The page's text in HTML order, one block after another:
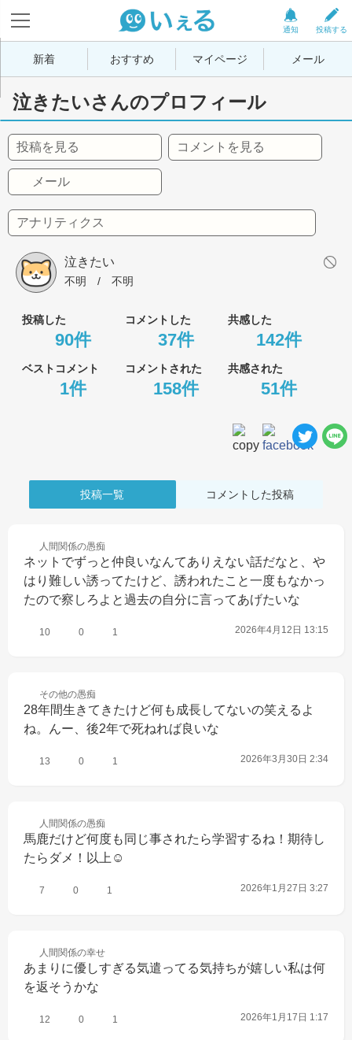
投稿する
通知
新着 おすすめ マイページ メール
泣きたいさんのプロフィール
投稿を見る コメントを見る
メール
アナリティクス
泣きたい
不明 / 不明
投稿した コメントした 共感した
90件 37件 142件
ベストコメント コメントされた 共感された
1件 158件 51件
投稿一覧 コメントした投稿
人間関係の愚痴
ネットでずっと仲良いなんてありえない話だなと、や
はり難しい誘ってたけど、誘われたこと一度もなかっ
たので察しろよと過去の自分に言ってあげたいな
10 0 1 2026年4月12日 13:15
その他の愚痴
28年間生きてきたけど何も成長してないの笑えるよ
ね。んー、後2年で死ねれば良いな
13 0 1 2026年3月30日 2:34
人間関係の愚痴
馬鹿だけど何度も同じ事されたら学習するね！期待し
たらダメ！以上☺️
7 0 1 2026年1月27日 3:27
人間関係の幸せ
あまりに優しすぎる気遣ってる気持ちが嬉しい私は何
を返そうかな
12 0 1 2026年1月17日 1:17